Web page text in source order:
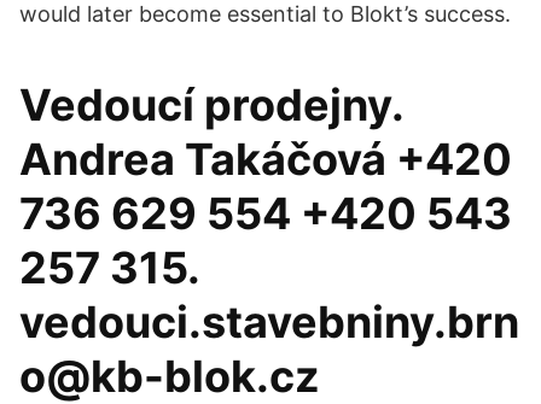
would later become essential to Blokt’s success.
Vedoucí prodejny.
Andrea Takáčová +420
736 629 554 +420 543
257 315.
vedouci.stavebniny.brn
o@kb-blok.cz